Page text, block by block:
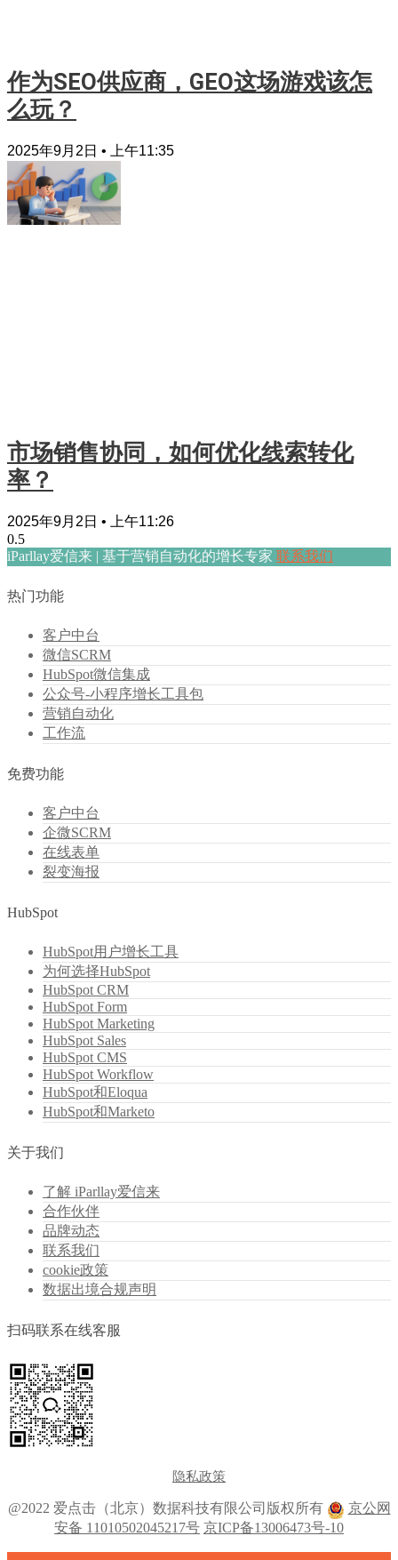
作为SEO供应商，GEO这场游戏该怎
么玩？
2025年9月2日 上午11:35
市场销售协同，如何优化线索转化
率？
2025年9月2日 上午11:26
iParllay爱信来 | 基于营销自动化的增长专家 联系我们
热门功能
客户中台
微信SCRM
HubSpot微信集成
公众号-小程序增长工具包
营销自动化
工作流
免费功能
客户中台
企微SCRM
在线表单
裂变海报
HubSpot
HubSpot用户增长工具
为何选择HubSpot
HubSpot CRM
HubSpot Form
HubSpot Marketing
HubSpot Sales
HubSpot CMS
HubSpot Workflow
HubSpot和Eloqua
HubSpot和Marketo
关于我们
了解 iParllay爱信来
合作伙伴
品牌动态
联系我们
cookie政策
数据出境合规声明
扫码联系在线客服
隐私政策
@2022 爱点击（北京）数据科技有限公司版权所有
京公网
安备 11010502045217号 京ICP备13006473号-10